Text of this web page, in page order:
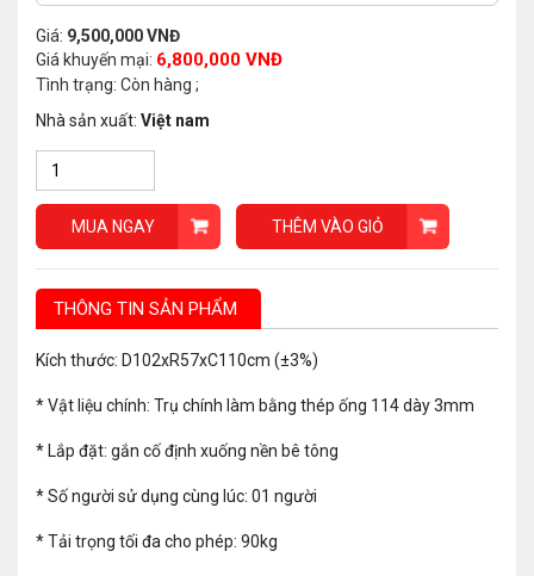
Giá: 9,500,000 VNĐ
Giá khuyến mại: 6,800,000 VNĐ
Tình trạng: Còn hàng ;
Nhà sản xuất: Việt nam
MUA NGAY THÊM VÀO GIỎ
THÔNG TIN SẢN PHẨM
Kích thước: D102xR57xC110cm (±3%)
* Vật liệu chính: Trụ chính làm bằng thép ống 114 dày 3mm
* Lắp đặt: gắn cố định xuống nền bê tông
* Số người sử dụng cùng lúc: 01 người
* Tải trọng tối đa cho phép: 90kg